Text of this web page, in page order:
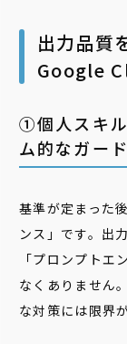
出力品質
Google
➀個人スキ
ム的なガー
基準が定まった
ンス」です。出
「プロンプトエ
なくありません
な対策には限界